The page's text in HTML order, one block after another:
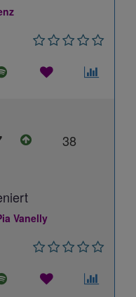
38
Vanelly